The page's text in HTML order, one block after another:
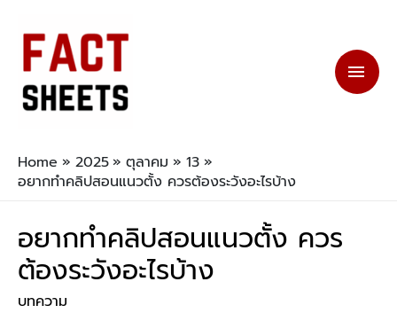
Home 2025 ตุลาคม
13
อยากทำคลิปสอนแนวตั้ง ควรต้องระวังอะไรบ้าง
อยากทำคลิปสอนแนวตั้ง ควร
ต้องระวังอะไรบ้าง
บทความ